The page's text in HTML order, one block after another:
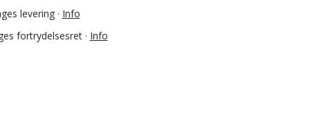
levering · Info
fortrydelsesret · Info